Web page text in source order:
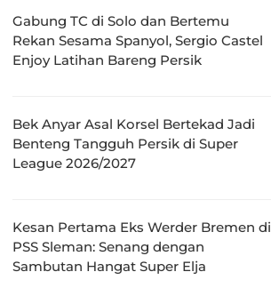
Gabung TC di Solo dan Bertemu
Rekan Sesama Spanyol, Sergio Castel
Enjoy Latihan Bareng Persik
Bek Anyar Asal Korsel Bertekad Jadi
Benteng Tangguh Persik di Super
League 2026/2027
Kesan Pertama Eks Werder Bremen di
PSS Sleman: Senang dengan
Sambutan Hangat Super Elja